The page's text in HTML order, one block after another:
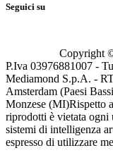
Seguici su
Copyright
P.Iva 03976881007 -
Mediamond S.p.A. -
Amsterdam (Paesi
Monzese (MI)Rispetto
riprodotti è vietata ogni
sistemi di intelligenza
espresso di utilizzare